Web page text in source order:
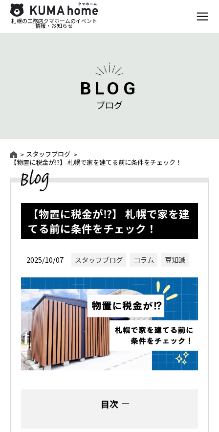
札幌の工務店クマホームのイベント
情報・お知らせ
BLOG
ブログ
スタッフブログ
【物置に税金が⁉】 札幌で家を建てる前に条件をチェック！
【物置に税金が⁉】 札幌で家を建
てる前に条件をチェック！
2025/10/07 スタッフブログ コラム 豆知識
目次